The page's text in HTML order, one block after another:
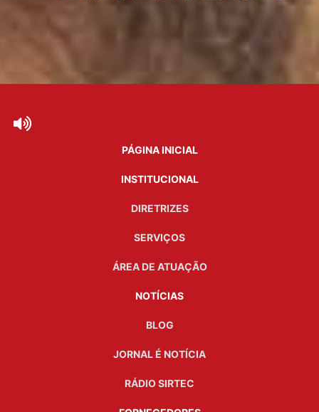
PÁGINA INICIAL
INSTITUCIONAL
DIRETRIZES
SERVIÇOS
ÁREA DE ATUAÇÃO
NOTÍCIAS
BLOG
JORNAL É NOTÍCIA
RÁDIO SIRTEC